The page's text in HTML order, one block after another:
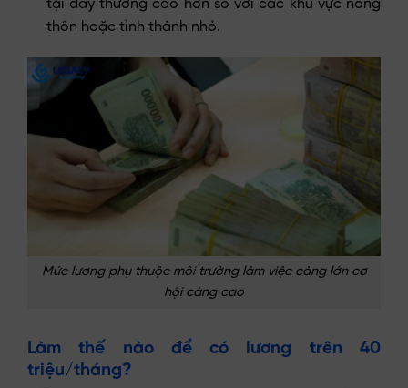
tại đây thường cao hơn so với các khu vực nông
thôn hoặc tỉnh thành nhỏ.
Mức lương phụ thuộc môi trường làm việc càng lớn cơ
hội càng cao
Làm thế nào để có lương trên 40
triệu/tháng?